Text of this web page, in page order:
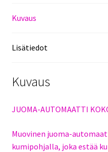
Kuvaus
Lisätiedot
Kuvaus
JUOMA-AUTOMAATTI
Muovinen juoma-
kumipohjalla, joka estää